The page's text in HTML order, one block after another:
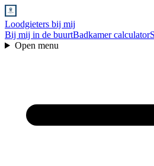
Loodgieters bij mij
Bij mij in de buurtBadkamer calculator
Open menu